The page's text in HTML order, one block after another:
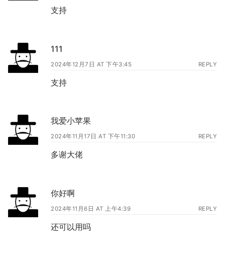
支持
111
2024年12月7日 AT 下午3:45 REPLY
支持
我爱小苹果
2024年11月17日 AT 下午11:30 REPLY
多谢大佬
你好啊
2024年11月6日 AT 上午4:39 REPLY
还可以用吗